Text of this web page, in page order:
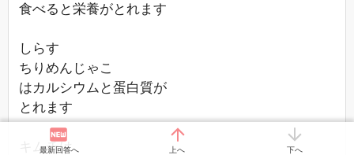
最新回答へ 上へ 下へ
食べると栄養がとれます
しらす
ちりめんじゃこ
はカルシウムと蛋白質が
とれます
キムチは